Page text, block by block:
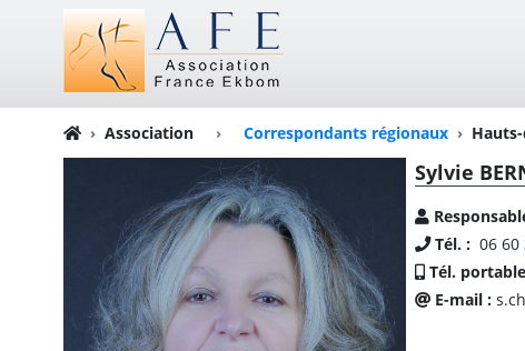
Association › Correspondants régionaux
Sylvie
Tél. : 06 60
Tél.
E-mail :